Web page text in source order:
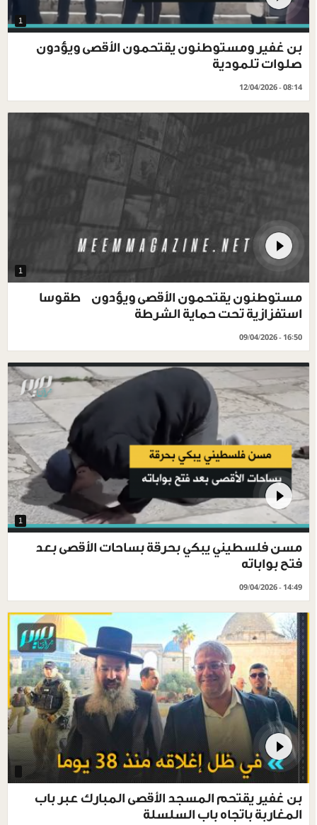
1
بن غفير ومستوطنون يقتحمون الأقصى ويؤدون
صلوات تلمودية
12/04/2026 - 08:14
1
مستوطنون يقتحمون الأقصى ويؤدون طقوسا
استفزازية تحت حماية الشرطة
09/04/2026 - 16:50
1
مسن فلسطيني يبكي بحرقة بساحات الأقصى بعد
فتح بواباته
09/04/2026 - 14:49
بن غفير يقتحم المسجد الأقصى المبارك عبر باب
المغاربة باتجاه باب السلسلة